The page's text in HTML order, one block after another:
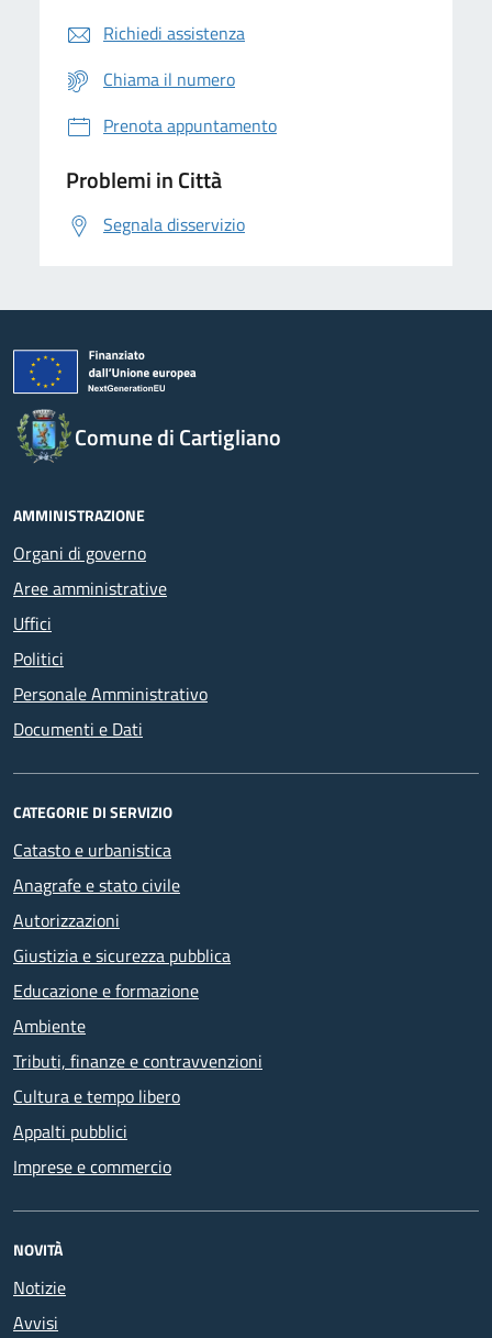
Richiedi assistenza
Chiama il numero
Prenota appuntamento
Problemi in Città
Segnala disservizio
Comune di Cartigliano
AMMINISTRAZIONE
Organi di governo
Aree amministrative
Uffici
Politici
Personale Amministrativo
Documenti e Dati
CATEGORIE DI SERVIZIO
Catasto e urbanistica
Anagrafe e stato civile
Autorizzazioni
Giustizia e sicurezza pubblica
Educazione e formazione
Ambiente
Tributi, finanze e contravvenzioni
Cultura e tempo libero
Appalti pubblici
Imprese e commercio
NOVITÀ
Notizie
Avvisi